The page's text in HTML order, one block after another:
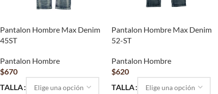
Pantalon Hombre Max Denim
45ST
Pantalon Hombre
$670
TALLA
Pantalon Hombre Max Denim
52-ST
Pantalon Hombre
$620
TALLA